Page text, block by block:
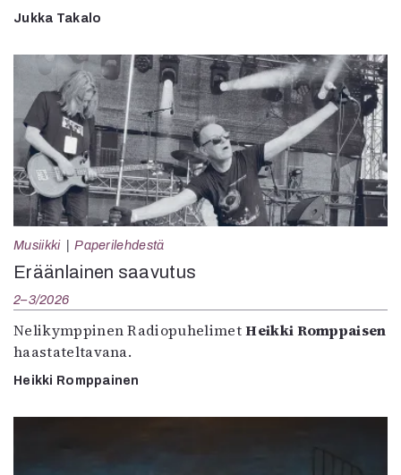
Jukka Takalo
Musiikki Paperilehdestä
Eräänlainen saavutus
2–3/2026
Nelikymppinen RadiopuhelimetHeikki Romppaisen
haastateltavana.
Heikki Romppainen